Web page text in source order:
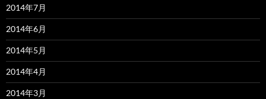
2014年7月
2014年6月
2014年5月
2014年4月
2014年3月